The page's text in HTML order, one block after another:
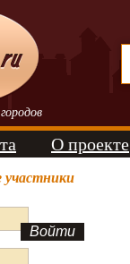
О проекте
участники